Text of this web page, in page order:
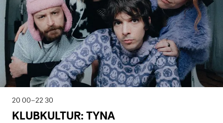
20 00–22 30
KLUBKULTUR: TYNA